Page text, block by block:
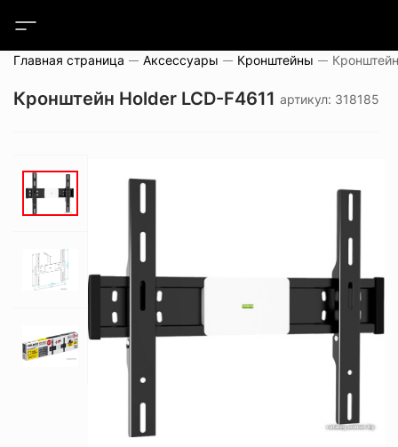
Главная страница Аксессуары Кронштейны
Кронштейн Holder LCD-F4611 артикул: 318185